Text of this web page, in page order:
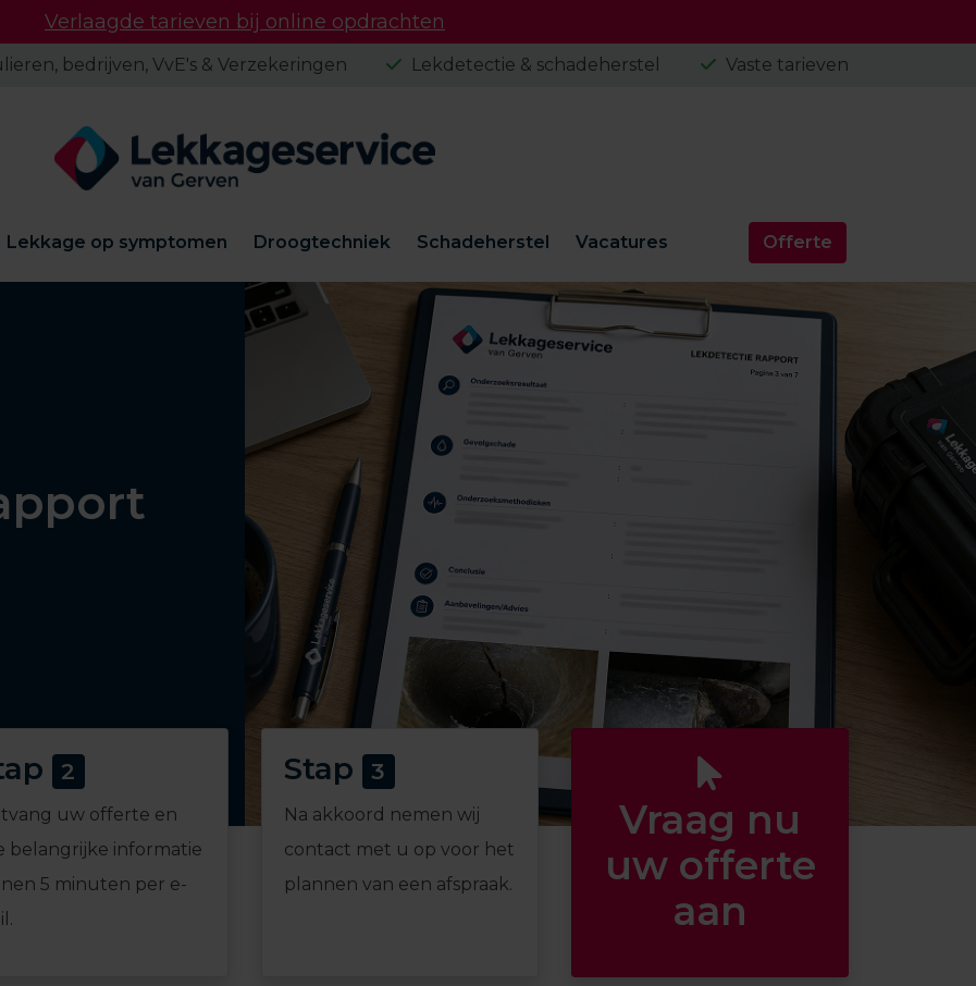
Verlaagde tarieven bij online opdrachten
bedrijven, VvE's & Verzekeringen Lekdetectie & schadeherstel Vaste tarieven
Lekkage op symptomen Droogtechniek Schadeherstel
Vacatures
Offerte
2
uw offerte en
belangrijke informatie
5 minuten per e-
Stap 3
Na akkoord nemen wij
contact met u op voor het
plannen van een afspraak.
Vraag nu
uw offerte
aan